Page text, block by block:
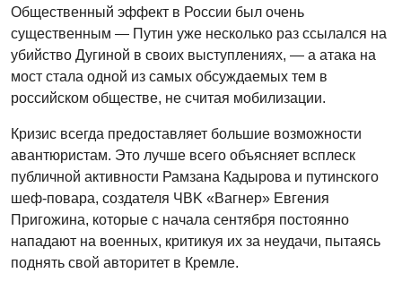
Общественный эффект в России был очень
существенным — Путин уже несколько раз ссылался на
убийство Дугиной в своих выступлениях, — а атака на
мост стала одной из самых обсуждаемых тем в
российском обществе, не считая мобилизации.
Кризис всегда предоставляет большие возможности
авантюристам. Это лучше всего объясняет всплеск
публичной активности Рамзана Кадырова и путинского
шеф-повара, создателя ЧВK «Вагнер» Евгения
Пригожина, которые с начала сентября постоянно
нападают на военных, критикуя их за неудачи, пытаясь
поднять свой авторитет в Кремле.